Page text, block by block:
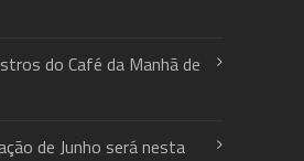
do Café da Manhã de
de Junho será nesta